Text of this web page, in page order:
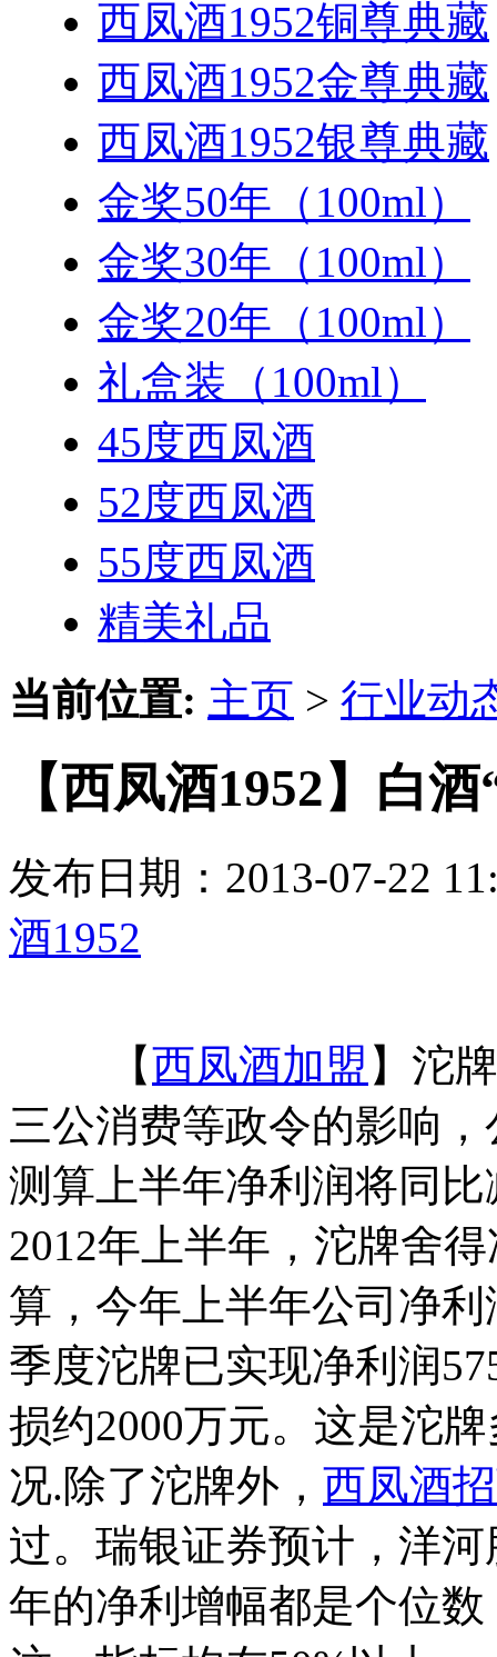
西凤酒1952铜尊典藏
西凤酒1952金尊典藏
西凤酒1952银尊典藏
金奖50年（100ml）
金奖30年（100ml）
金奖20年（100ml）
礼盒装（100ml）
45度西凤酒
52度西凤酒
55度西凤酒
精美礼品
当前位置: 主页 > 行业动
【西凤酒1952】白
发布日期：2013-07-22
酒1952
【西凤酒加盟 】沱
三公消费等政令的影响
测算上半年净利润将同比
2012年上半年，沱牌舍
算，今年上半年公司净
季度沱牌已实现净利润
损约2000万元。这是沱
况.除了沱牌外， 西凤酒
过。瑞银证券预计，洋
年的净利增幅都是个位数